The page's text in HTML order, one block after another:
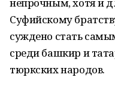
Суфийскому
суждено стать
среди башкир и
тюркских народов.